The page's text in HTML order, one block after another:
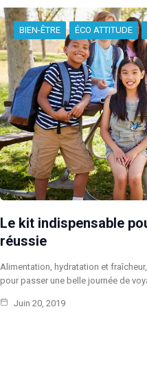
BIEN-ÊTRE ÉCO ATTITUDE
Le kit indispensable
réussie
Alimentation, hydratation et
pour passer une belle journée de
Juin 20, 2019